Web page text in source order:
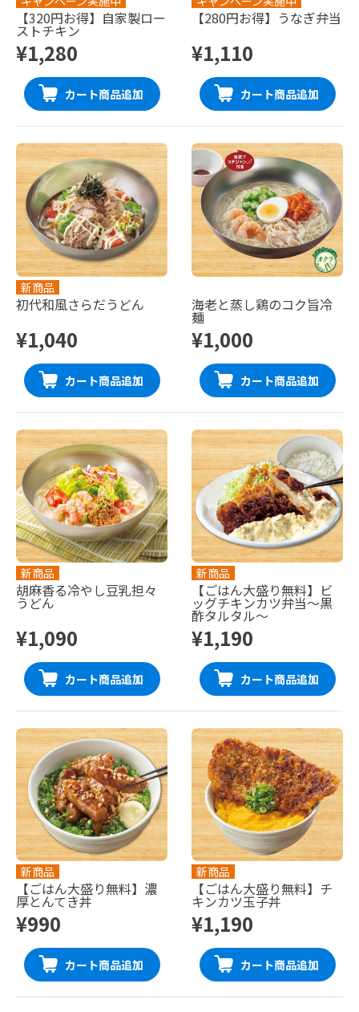
【320円お得】自家製ロー
ストチキン
¥1,280
カート商品追加
【280円お得】うなぎ弁当
¥1,110
カート商品追加
新商品
初代和風さらだうどん
¥1,040
カート商品追加
海老と蒸し鶏のコク旨冷
麺
¥1,000
カート商品追加
新商品
胡麻香る冷やし豆乳担々
うどん
¥1,090
カート商品追加
新商品
【ごはん大盛り無料】ビ
ッグチキンカツ弁当〜黒
酢タルタル〜
¥1,190
カート商品追加
新商品
【ごはん大盛り無料】濃
厚とんてき丼
¥990
カート商品追加
新商品
【ごはん大盛り無料】チ
キンカツ玉子丼
¥1,190
カート商品追加